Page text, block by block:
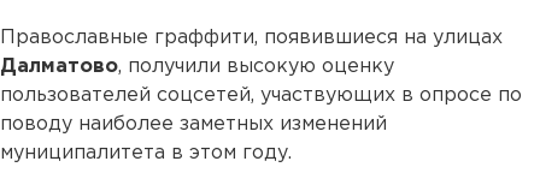
Православные граффити, появившиеся на улицах
Далматово, получили высокую оценку
пользователей соцсетей, участвующих в опросе по
поводу наиболее заметных изменений
муниципалитета в этом году.